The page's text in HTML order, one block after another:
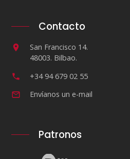
Contacto
San Francisco 14.
48003. Bilbao.
+34 94 679 02 55
Envíanos un e-mail
Patronos